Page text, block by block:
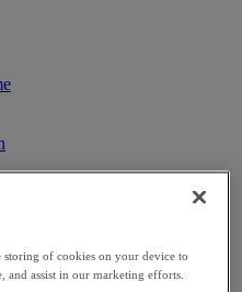
of cookies on your device to
and assist in our marketing efforts.